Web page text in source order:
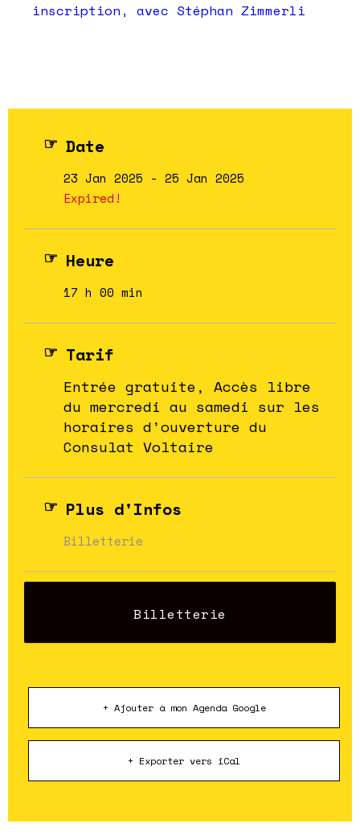
inscription, avec Stéphan Zimmerli
Date
23 Jan 2025 - 25 Jan 2025
Expired!
Heure
17 h 00 min
Tarif
Entrée gratuite, Accès libre
du mercredi au samedi sur les
horaires d’ouverture du
Consulat Voltaire
Plus d'Infos
Billetterie
Billetterie
+ Ajouter à mon Agenda Google
+ Exporter vers iCal